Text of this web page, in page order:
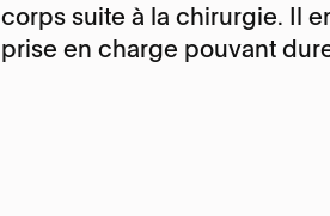
corps suite à la chirurgie. Il
prise en charge pouvant